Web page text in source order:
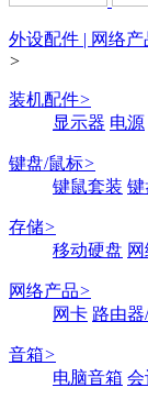
外设配件 | 网络产
>
装机配件>
显示器 电源
键盘/鼠标>
键鼠套装 键
存储>
移动硬盘
网络产品>
网卡 路由
音箱>
电脑音箱 会